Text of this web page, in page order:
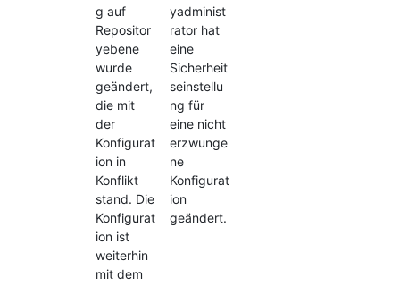
g auf
Repositor
yebene
wurde
geändert,
die mit
der
Konfigurat
ion in
Konflikt
stand. Die
Konfigurat
ion ist
weiterhin
mit dem
yadminist
rator hat
eine
Sicherheit
seinstellu
ng für
eine nicht
erzwunge
ne
Konfigurat
ion
geändert.